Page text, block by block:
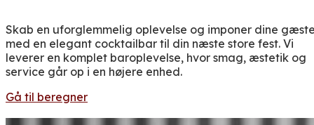
Skab en uforglemmelig oplevelse og imponer dine
med en elegant cocktailbar til din næste store fest. Vi
leverer en komplet baroplevelse, hvor smag, æstetik og
service går op i en højere enhed.
Gå til beregner